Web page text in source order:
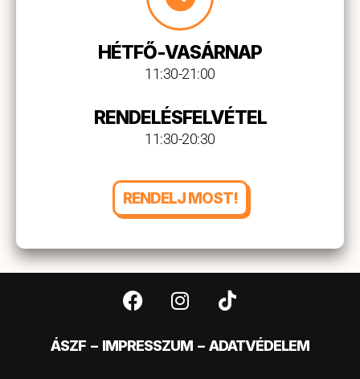
HÉTFŐ-VASÁRNAP
11:30-21:00
RENDELÉSFELVÉTEL
11:30-20:30
RENDELJ MOST!
F
a
e
I
n
t
T
i
t
ÁSZF – IMPRESSZUM – ADATVÉDELEM